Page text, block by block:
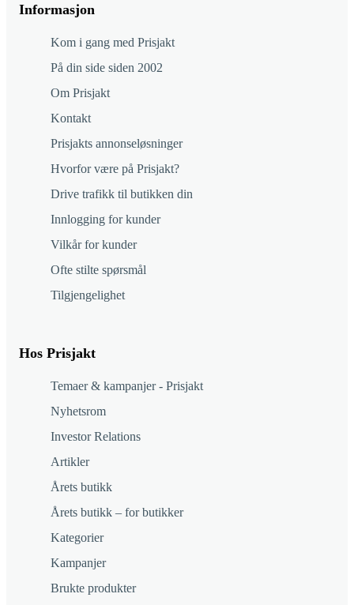
Informasjon
Kom i gang med Prisjakt
På din side siden 2002
Om Prisjakt
Kontakt
Prisjakts annonseløsninger
Hvorfor være på Prisjakt?
Drive trafikk til butikken din
Innlogging for kunder
Vilkår for kunder
Ofte stilte spørsmål
Tilgjengelighet
Hos Prisjakt
Temaer & kampanjer - Prisjakt
Nyhetsrom
Investor Relations
Artikler
Årets butikk
Årets butikk – for butikker
Kategorier
Kampanjer
Brukte produkter